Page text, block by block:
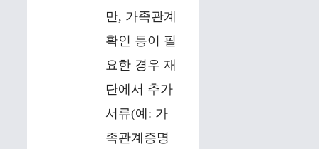
만, 가족관계
확인 등이 필
요한 경우 재
단에서 추가
서류(예: 가
족관계증명